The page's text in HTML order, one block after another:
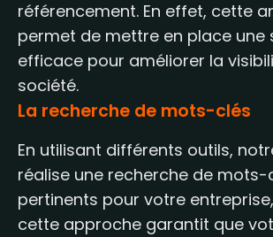
référencement. En effet, cette
permet de mettre en place une
efficace pour améliorer la
société.
La recherche de mots-clés
En utilisant différents outils,
réalise une recherche de mots-
pertinents pour votre
cette approche garantit que